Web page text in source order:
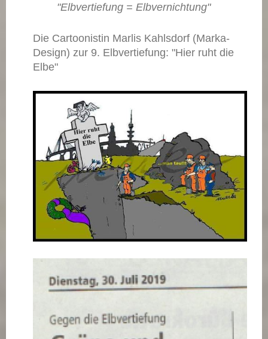
"Elbvertiefung = Elbvernichtung"
Die Cartoonistin Marlis Kahlsdorf (Marka-
Design) zur 9. Elbvertiefung: "Hier ruht die
Elbe"